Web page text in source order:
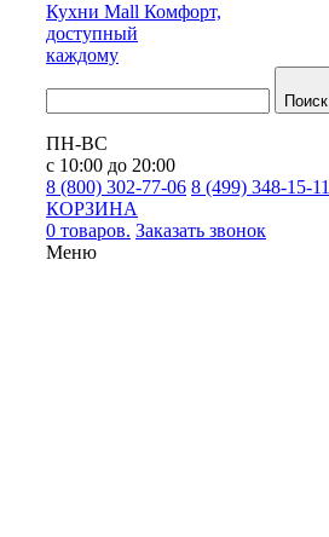
Кухни Mall Комфорт,
доступный
каждому
Поиск
ПН-ВС
с 10:00 до 20:00
8 (800) 302-77-06 8 (499) 348-15-11
КОРЗИНА
0 товаров. Заказать звонок
Меню